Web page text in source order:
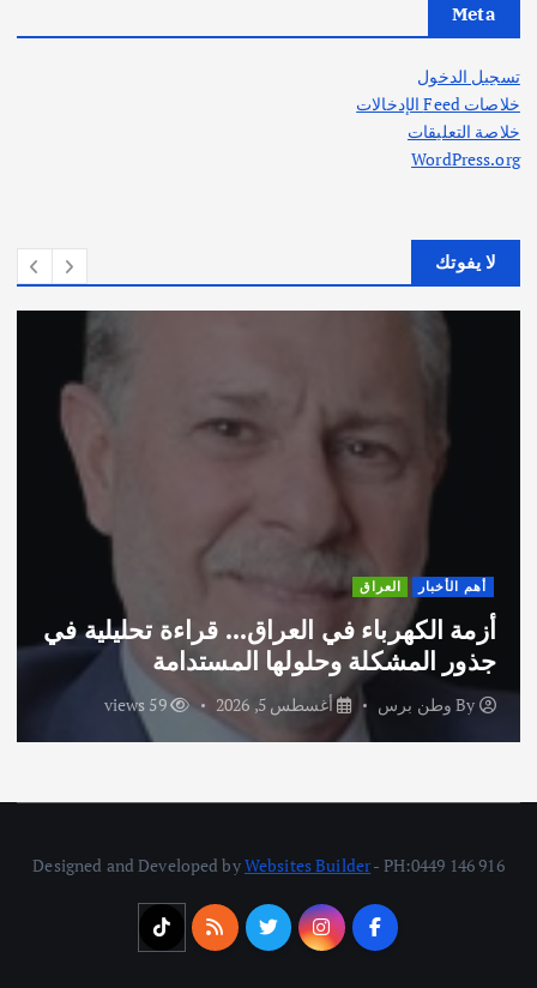
Meta
تسجيل الدخول
خلاصات Feed الإدخالات
خلاصة التعليقات
WordPress.org
لا يفوتك
أهم الأخبار ثقافة وفنون
اختتام ورشة السينوغرافيا في مدينة كلباء
الاماراتية
وطن برس أغسطس 3, 2026 68 views
Designed and Developed byWebsites Builder- PH:0449 146 916